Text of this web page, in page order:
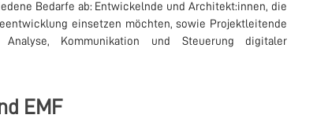
Bedarfe ab: Entwickelnde und Architekt:innen, die
einsetzen möchten, sowie Projektleitende
Kommunikation und Steuerung digitaler
EMF